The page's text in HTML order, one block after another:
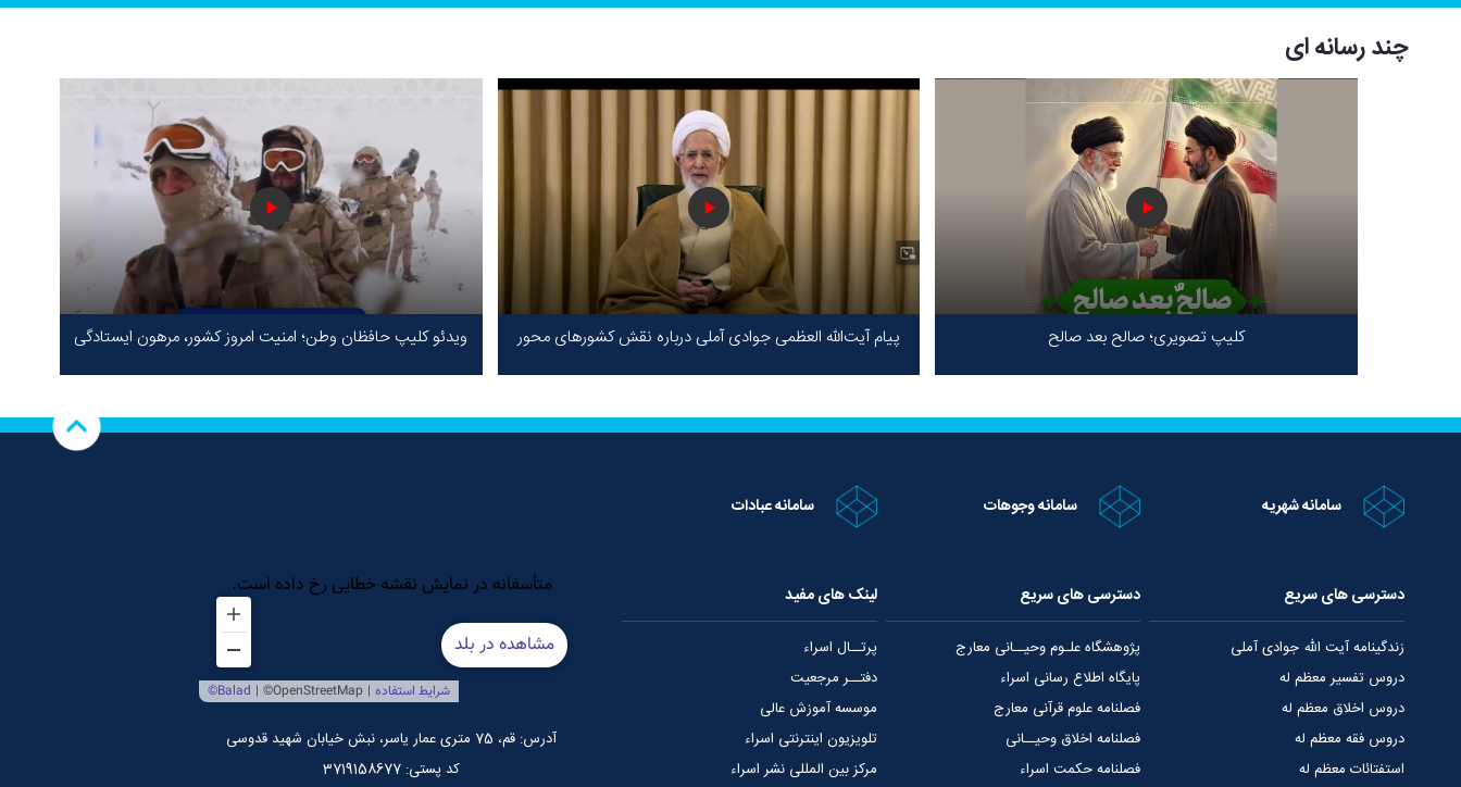
چند رسانه ای
کلیپ تصویری؛ صالح بعد صالح پیام آیت‌الله العظمی جوادی آملی درباره نقش کشورهای محور ویدئو کلیپ حافظان وطن؛ امنیت امروز کشور، مرهون ایستادگی
سامانه شهریه سامانه وجوهات سامانه عبادات
دسترسی های سریع
زندگینامه آیت الله جوادی آملی
دروس تفسیر معظم له
دروس اخلاق معظم له
دروس فقه معظم له
استفتائات معظم له
دسترسی های سریع
پژوهشگاه علـوم وحیــانی معارج
پایگاه اطلاع رسانی اسراء
فصلنامه علوم قرآنی معارج
فصلنامه اخلاق وحیــانی
فصلنامه حکمت اسراء
لینک های مفید
پرتــال اسراء
دفتــر مرجعیت
موسسه آموزش عالی
تلویزیون اینترنتی اسراء
مرکز بین المللی نشر اسراء
آدرس: قم، 75 متری عمار یاسر، نبش خیابان شهید قدوسی
کد پستی: 3719158677